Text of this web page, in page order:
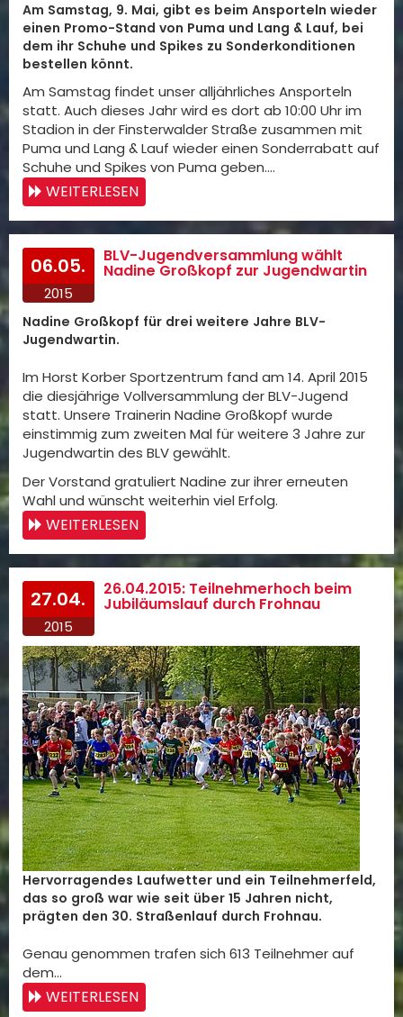
Am Samstag, 9. Mai, gibt es beim Ansporteln wieder
einen Promo-Stand von Puma und Lang & Lauf, bei
dem ihr Schuhe und Spikes zu Sonderkonditionen
bestellen könnt.
Am Samstag findet unser alljährliches Ansporteln
statt. Auch dieses Jahr wird es dort ab 10:00 Uhr im
Stadion in der Finsterwalder Straße zusammen mit
Puma und Lang & Lauf wieder einen Sonderrabatt auf
Schuhe und Spikes von Puma geben.…
WEITERLESEN
06.05.
2015
BLV-Jugendversammlung wählt
Nadine Großkopf zur Jugendwartin
Nadine Großkopf für drei weitere Jahre BLV-
Jugendwartin.
Im Horst Korber Sportzentrum fand am 14. April 2015
die diesjährige Vollversammlung der BLV-Jugend
statt. Unsere Trainerin Nadine Großkopf wurde
einstimmig zum zweiten Mal für weitere 3 Jahre zur
Jugendwartin des BLV gewählt.
Der Vorstand gratuliert Nadine zur ihrer erneuten
Wahl und wünscht weiterhin viel Erfolg.
WEITERLESEN
27.04.
2015
26.04.2015: Teilnehmerhoch beim
Jubiläumslauf durch Frohnau
Hervorragendes Laufwetter und ein Teilnehmerfeld,
das so groß war wie seit über 15 Jahren nicht,
prägten den 30. Straßenlauf durch Frohnau.
Genau genommen trafen sich 613 Teilnehmer auf
dem…
WEITERLESEN